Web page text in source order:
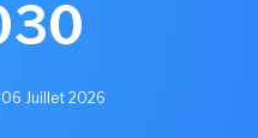
Juillet 2026